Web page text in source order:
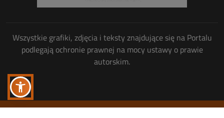
Wszystkie grafiki, zdjęcia i teksty znajdujące się na Portalu
podlegają ochronie prawnej na mocy ustawy o prawie
autorskim.